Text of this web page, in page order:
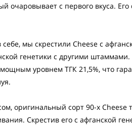
очаровывает с первого вкуса. Его
мы скрестили Cheese с
генетики с другими штаммами.
уровнем ТГК 21,5%, что
оригинальный сорт 90-х Cheese
Скрестив его с афганской